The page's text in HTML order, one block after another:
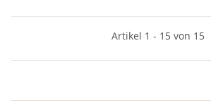
Artikel 1 - 15 von 15